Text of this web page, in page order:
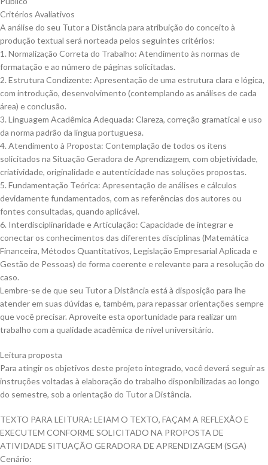
Critérios Avaliativos
A análise do seu Tutor a Distância para atribuição do conceito à
produção textual será norteada pelos seguintes critérios:
1. Normalização Correta do Trabalho: Atendimento às normas de
formatação e ao número de páginas solicitadas.
2. Estrutura Condizente: Apresentação de uma estrutura clara e lógica,
com introdução, desenvolvimento (contemplando as análises de cada
área) e conclusão.
3. Linguagem Acadêmica Adequada: Clareza, correção gramatical e uso
da norma padrão da língua portuguesa.
4. Atendimento à Proposta: Contemplação de todos os itens
solicitados na Situação Geradora de Aprendizagem, com objetividade,
criatividade, originalidade e autenticidade nas soluções propostas.
5. Fundamentação Teórica: Apresentação de análises e cálculos
devidamente fundamentados, com as referências dos autores ou
fontes consultadas, quando aplicável.
6. Interdisciplinaridade e Articulação: Capacidade de integrar e
conectar os conhecimentos das diferentes disciplinas (Matemática
Financeira, Métodos Quantitativos, Legislação Empresarial Aplicada e
Gestão de Pessoas) de forma coerente e relevante para a resolução do
caso.
Lembre-se de que seu Tutor a Distância está à disposição para lhe
atender em suas dúvidas e, também, para repassar orientações sempre
que você precisar. Aproveite esta oportunidade para realizar um
trabalho com a qualidade acadêmica de nível universitário.
Leitura proposta
Para atingir os objetivos deste projeto integrado, você deverá seguir as
instruções voltadas à elaboração do trabalho disponibilizadas ao longo
do semestre, sob a orientação do Tutor a Distância.
TEXTO PARA LEITURA: LEIAM O TEXTO, FAÇAM A REFLEXÃO E
EXECUTEM CONFORME SOLICITADO NA PROPOSTA DE
ATIVIDADE SITUAÇÃO GERADORA DE APRENDIZAGEM (SGA)
Cenário: